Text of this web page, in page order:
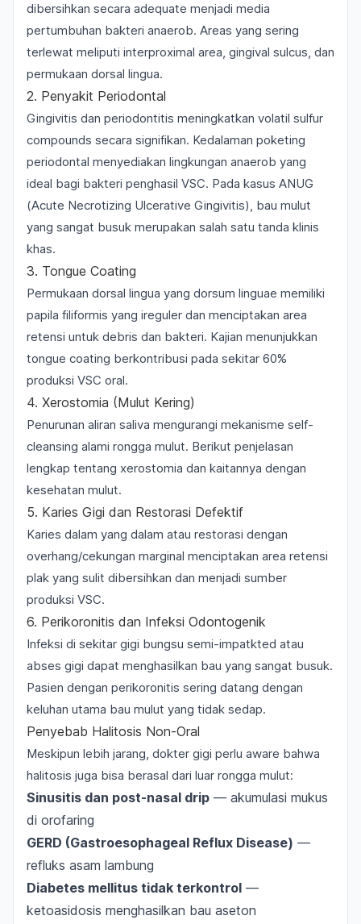
dibersihkan secara adequate menjadi media
pertumbuhan bakteri anaerob. Areas yang sering
terlewat meliputi interproximal area, gingival sulcus, dan
permukaan dorsal lingua.
2. Penyakit Periodontal
Gingivitis dan periodontitis meningkatkan volatil sulfur
compounds secara signifikan. Kedalaman poketing
periodontal menyediakan lingkungan anaerob yang
ideal bagi bakteri penghasil VSC. Pada kasus ANUG
(Acute Necrotizing Ulcerative Gingivitis), bau mulut
yang sangat busuk merupakan salah satu tanda klinis
khas.
3. Tongue Coating
Permukaan dorsal lingua yang dorsum linguae memiliki
papila filiformis yang ireguler dan menciptakan area
retensi untuk debris dan bakteri. Kajian menunjukkan
tongue coating berkontribusi pada sekitar 60%
produksi VSC oral.
4. Xerostomia (Mulut Kering)
Penurunan aliran saliva mengurangi mekanisme self-
cleansing alami rongga mulut. Berikut penjelasan
lengkap tentang xerostomia dan kaitannya dengan
kesehatan mulut.
5. Karies Gigi dan Restorasi Defektif
Karies dalam yang dalam atau restorasi dengan
overhang/cekungan marginal menciptakan area retensi
plak yang sulit dibersihkan dan menjadi sumber
produksi VSC.
6. Perikoronitis dan Infeksi Odontogenik
Infeksi di sekitar gigi bungsu semi-impatkted atau
abses gigi dapat menghasilkan bau yang sangat busuk.
Pasien dengan perikoronitis sering datang dengan
keluhan utama bau mulut yang tidak sedap.
Penyebab Halitosis Non-Oral
Meskipun lebih jarang, dokter gigi perlu aware bahwa
halitosis juga bisa berasal dari luar rongga mulut:
Sinusitis dan post-nasal drip — akumulasi mukus
di orofaring
GERD (Gastroesophageal Reflux Disease) —
refluks asam lambung
Diabetes mellitus tidak terkontrol —
ketoasidosis menghasilkan bau aseton